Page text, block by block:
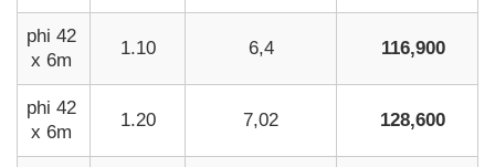
phi 42
x 6m
1.10 6,4 116,900
phi 42
x 6m
1.20 7,02 128,600